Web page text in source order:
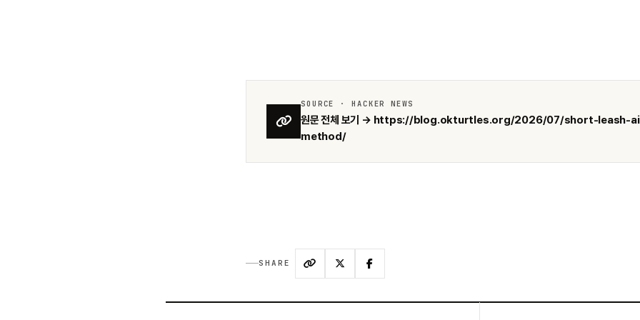
SOURCE · HACKER NEWS
원문 전체 보기 → https://blog.okturtles.org/2026/07/short-leash-
method/
SHARE